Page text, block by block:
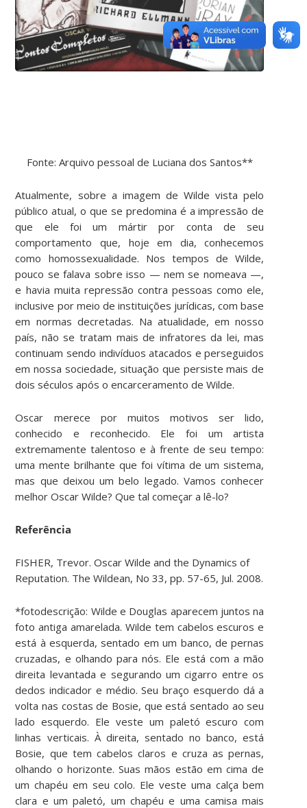
Fonte: Arquivo pessoal de Luciana dos Santos**
Atualmente, sobre a imagem de Wilde vista pelo
público atual, o que se predomina é a impressão de
que ele foi um mártir por conta de seu
comportamento que, hoje em dia, conhecemos
como homossexualidade. Nos tempos de Wilde,
pouco se falava sobre isso — nem se nomeava —,
e havia muita repressão contra pessoas como ele,
inclusive por meio de instituições jurídicas, com base
em normas decretadas. Na atualidade, em nosso
país, não se tratam mais de infratores da lei, mas
continuam sendo indivíduos atacados e perseguidos
em nossa sociedade, situação que persiste mais de
dois séculos após o encarceramento de Wilde.
Oscar merece por muitos motivos ser lido,
conhecido e reconhecido. Ele foi um artista
extremamente talentoso e à frente de seu tempo:
uma mente brilhante que foi vítima de um sistema,
mas que deixou um belo legado. Vamos conhecer
melhor Oscar Wilde? Que tal começar a lê-lo?
Referência
FISHER, Trevor. Oscar Wilde and the Dynamics of
Reputation. The Wildean, No 33, pp. 57-65, Jul. 2008.
*fotodescrição: Wilde e Douglas aparecem juntos na
foto antiga amarelada. Wilde tem cabelos escuros e
está à esquerda, sentado em um banco, de pernas
cruzadas, e olhando para nós. Ele está com a mão
direita levantada e segurando um cigarro entre os
dedos indicador e médio. Seu braço esquerdo dá a
volta nas costas de Bosie, que está sentado ao seu
lado esquerdo. Ele veste um paletó escuro com
linhas verticais. À direita, sentado no banco, está
Bosie, que tem cabelos claros e cruza as pernas,
olhando o horizonte. Suas mãos estão em cima de
um chapéu em seu colo. Ele veste uma calça bem
clara e um paletó, um chapéu e uma camisa mais